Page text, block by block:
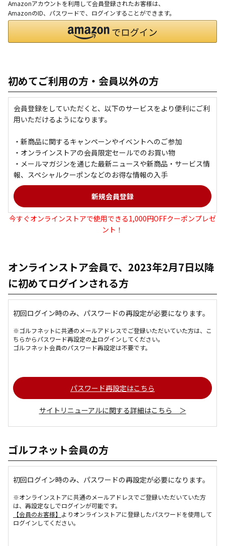
Amazonアカウントを利用して会員登録されたお客様は、
AmazonのID、パスワードで、ログインすることができます。
初めてご利用の方・会員以外の方
会員登録をしていただくと、以下のサービスをより便利にご利
用いただけるようになります。
・新商品に関するキャンペーンやイベントへのご参加
・オンラインストアの会員限定セールでのお買い物
・メールマガジンを通じた最新ニュースや新商品・サービス情
報、スペシャルクーポンなどのお得な情報の入手
今すぐオンラインストアで使用できる1,000円OFFクーポンプレゼ
ント！
オンラインストア会員で、2023年2月7日以降
に初めてログインされる方
初回ログイン時のみ、パスワードの再設定が必要になります。
※ゴルフネットに共通のメールアドレスでご登録いただいていた方は、こ
ちらからパスワード再設定の上ログインしてください。
ゴルフネット会員のパスワード再設定は不要です。
パスワード再設定はこちら
サイトリニューアルに関する詳細はこちら ＞
ゴルフネット会員の方
初回ログイン時のみ、パスワードの再設定が必要になります。
※オンラインストアに共通のメールアドレスでご登録いただいていた方
は、再設定なしでログインが可能です。
【会員のお客様】 よりオンラインストアに登録したパスワードを使用して
ログインしてください。